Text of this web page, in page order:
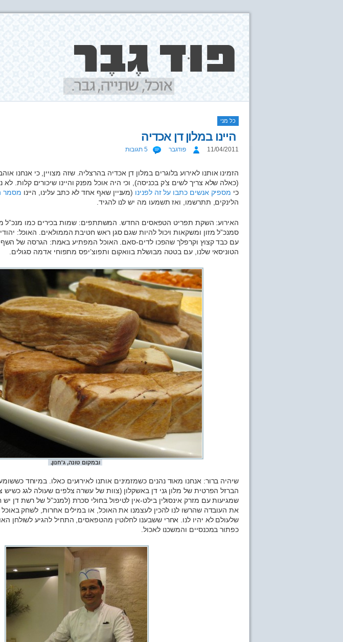
כל מני
היינו במלון דן אכדיה
11/04/2011 פודגבר 5 תגובות
הזמינו אותנו לאירוע בלוגרים במלון דן אכדיה בהרצליה. שזה מצויין, כי אנחנו
(כאלה שלא צריך לשים צ’ק בכניסה), וכי היה אוכל מפנק והיינו שיכורים קלות.
כי מספיק אנשים כתבו על זה לפנינו (מעניין שאף אחד לא כתב עלינו, היינו מסמר
הלינקים, תתרשמו, ואז תשמעו מה יש לנו להגיד.
האירוע: השקת תפריט הטפאסים החדש. המשתתפים: שמות בכירים כמו מנכ”ל
סמנכ”ל מזון ומשקאות ויכול להיות שגם סגן ראש חטיבת הממולאים. האוכל:
עם כבד קצוץ וקרפלך שהפכו לדים-סאם. האוכל המפתיע באמת: הגרסה של השף
הטוניסאי שלנו, עם בטטה מבושלת בוואקום ותפוצ’יפס מתפוחי אדמה סגולים.
ובמקום טונה, ג'חנון.
שיהיה ברור: אנחנו מאוד נהנים כשמזמינים אותנו לאירועים כאלו. במיוחד
הברזל הפרטית של מלון גני דן באשקלון (צוות של עשרה צלפים שעולה לגג
שמגיעות עם מזרק אינסולין בילט-אין לטיפול בחולי סכרת (למנכ”ל של רשת דן
את העובדה שהרשו לנו להכין לעצמנו את האוכל, או במילים אחרות, לשחק
שלעולם לא יהיו לנו. אחרי ששבענו לחלוטין מהטפאסים, התחיל להגיע לשולחן
כפתור במכנסיים והמשכנו לאכול.